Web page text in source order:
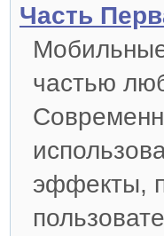
Часть
частью
эффекты,